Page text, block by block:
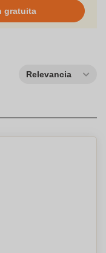
gratuita
Relevancia